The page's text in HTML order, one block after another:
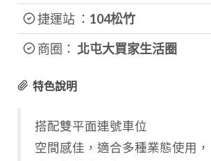
捷運站 ： 104松竹
商圈： 北屯大買家生活圈
特色說明
搭配雙平面連號車位
空間感佳，適合多種業態使用